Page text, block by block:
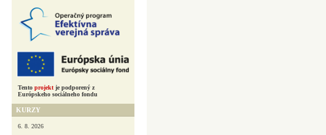
Tento projekt je podporený z
Európskeho sociálneho fondu
KURZY
6. 8. 2026